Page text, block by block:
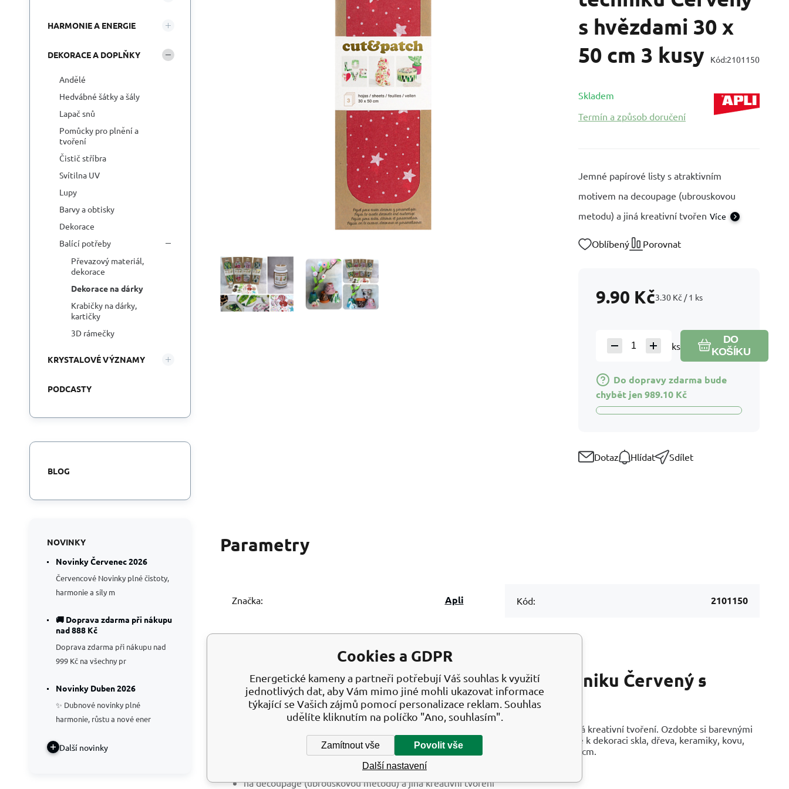
s hvězdami 30 x
50 cm 3 kusy
Kód:2101150
Skladem
Termín a způsob doručení
Jemné papírové listy s atraktivním
motivem na decoupage (ubrouskovou
metodu) a jiná kreativní tvořen Více
Oblíbený Porovnat
9.90 Kč3.30 Kč / 1 ks
ks
DO
KOŠÍKU
Do dopravy zdarma bude
chybět jen989.10 Kč
Dotaz Hlídat Sdílet
Parametry
Značka: Apli Kód: 2101150
Apli Cut & Patch papír na ubrouskovou techniku Červený s
hvězdami 30 x 50 cm 3 kusy
Jemné papírové listy s atraktivním motivem na decoupage (ubrouskovou metodu) a jiná kreativní tvoření. Ozdobte si barevnými
motivy jakýkoliv předmět a udělejte z něj originální dílo s malovaným efektem. Vhodné k dekoraci skla, dřeva, keramiky, kovu,
polystyrenu apod. Dopřejte si spoustu zábavy a radosti z tvoření. Balení: 3 listy 30 x 50 cm.
jemné papírové listy s atraktivní designem pro kreativní tvoření
na decoupage (ubrouskovou metodu) a jiná kreativní tvoření
HARMONIE A ENERGIE
DEKORACE A DOPLŇKY
Andělé
Hedvábné šátky a šály
Lapač snů
Pomůcky pro plnění a
tvoření
Čistič stříbra
Svítilna UV
Lupy
Barvy a obtisky
Dekorace
Balící potřeby
Převazový materiál,
dekorace
Dekorace na dárky
Krabičky na dárky,
kartičky
3D rámečky
KRYSTALOVÉ VÝZNAMY
PODCASTY
BLOG
NOVINKY
Novinky Červenec 2026
Červencové Novinky plné čistoty,
harmonie a síly m
🚚 Doprava zdarma při nákupu
nad 888 Kč
Doprava zdarma při nákupu nad
999 Kč na všechny pr
Novinky Duben 2026
✨ Dubnové novinky plné
harmonie, růstu a nové ener
Další novinky
Cookies a GDPR
Energetické kameny a partneři potřebují Váš souhlas k využití
jednotlivých dat, aby Vám mimo jiné mohli ukazovat informace
týkající se Vašich zájmů pomocí personalizace reklam. Souhlas
udělíte kliknutím na políčko "Ano, souhlasím".
Zamítnout vše Povolit vše
Další nastavení